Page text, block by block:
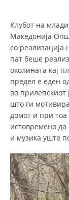
Клубот на
Македонија
со реализација
пат беше
околината кај
предел е еден
во прилепскиот
што ги
домот и при тоа
истовремено да
и музика уште